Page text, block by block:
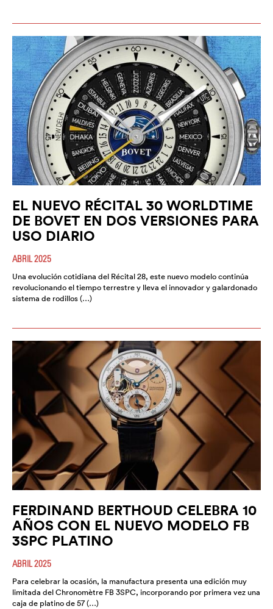
EL NUEVO RÉCITAL 30 WORLDTIME
DE BOVET EN DOS VERSIONES PARA
USO DIARIO
ABRIL 2025
Una evolución cotidiana del Récital 28, este nuevo modelo continúa
revolucionando el tiempo terrestre y lleva el innovador y galardonado
sistema de rodillos (…)
FERDINAND BERTHOUD CELEBRA 10
AÑOS CON EL NUEVO MODELO FB
3SPC PLATINO
ABRIL 2025
Para celebrar la ocasión, la manufactura presenta una edición muy
limitada del Chronomètre FB 3SPC, incorporando por primera vez una
caja de platino de 57 (…)